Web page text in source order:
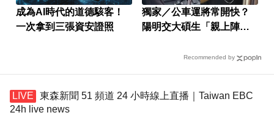
成為AI時代的道德駭客！
一次拿到三張資安證照
獨家／公車運將常開快？
陽明交大碩生「親上陣」
Recommended by
東森新聞 51 頻道 24 小時線上直播｜Taiwan EBC
24h live news